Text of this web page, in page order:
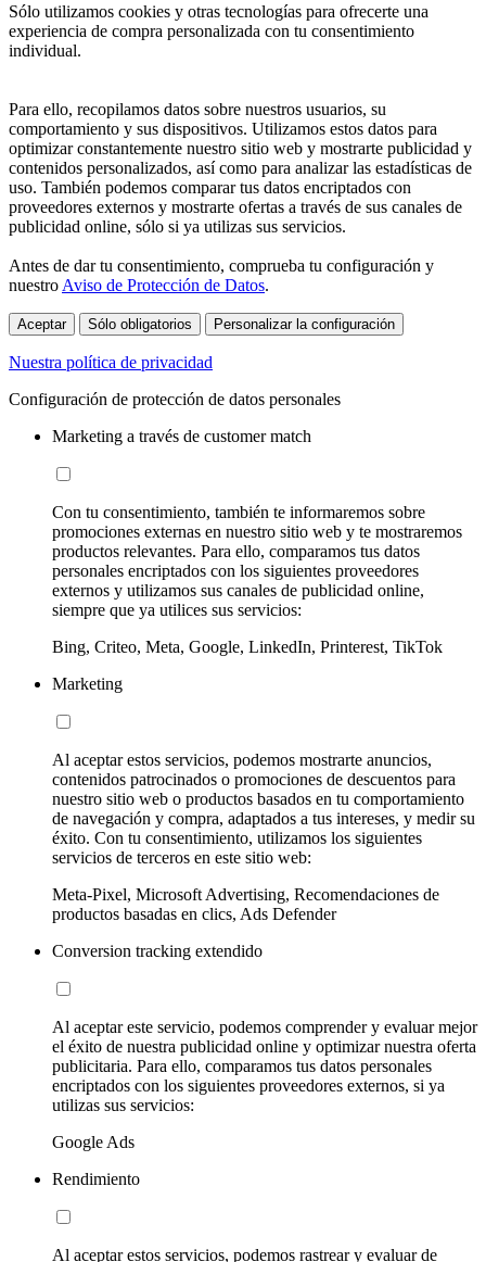
Sólo utilizamos cookies y otras tecnologías para ofrecerte una
experiencia de compra personalizada con tu consentimiento
individual.
Para ello, recopilamos datos sobre nuestros usuarios, su
comportamiento y sus dispositivos. Utilizamos estos datos para
optimizar constantemente nuestro sitio web y mostrarte publicidad y
contenidos personalizados, así como para analizar las estadísticas de
uso. También podemos comparar tus datos encriptados con
proveedores externos y mostrarte ofertas a través de sus canales de
publicidad online, sólo si ya utilizas sus servicios.
Antes de dar tu consentimiento, comprueba tu configuración y
nuestro Aviso de Protección de Datos.
Aceptar Sólo obligatorios Personalizar la configuración
Nuestra política de privacidad
Configuración de protección de datos personales
Marketing a través de customer match
Con tu consentimiento, también te informaremos sobre
promociones externas en nuestro sitio web y te mostraremos
productos relevantes. Para ello, comparamos tus datos
personales encriptados con los siguientes proveedores
externos y utilizamos sus canales de publicidad online,
siempre que ya utilices sus servicios:
Bing, Criteo, Meta, Google, LinkedIn, Printerest, TikTok
Marketing
Al aceptar estos servicios, podemos mostrarte anuncios,
contenidos patrocinados o promociones de descuentos para
nuestro sitio web o productos basados en tu comportamiento
de navegación y compra, adaptados a tus intereses, y medir su
éxito. Con tu consentimiento, utilizamos los siguientes
servicios de terceros en este sitio web:
Meta-Pixel, Microsoft Advertising, Recomendaciones de
productos basadas en clics, Ads Defender
Conversion tracking extendido
Al aceptar este servicio, podemos comprender y evaluar mejor
el éxito de nuestra publicidad online y optimizar nuestra oferta
publicitaria. Para ello, comparamos tus datos personales
encriptados con los siguientes proveedores externos, si ya
utilizas sus servicios:
Google Ads
Rendimiento
Al aceptar estos servicios, podemos rastrear y evaluar de